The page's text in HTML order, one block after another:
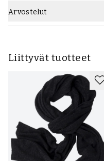
Arvostelut
Liittyvät tuotteet